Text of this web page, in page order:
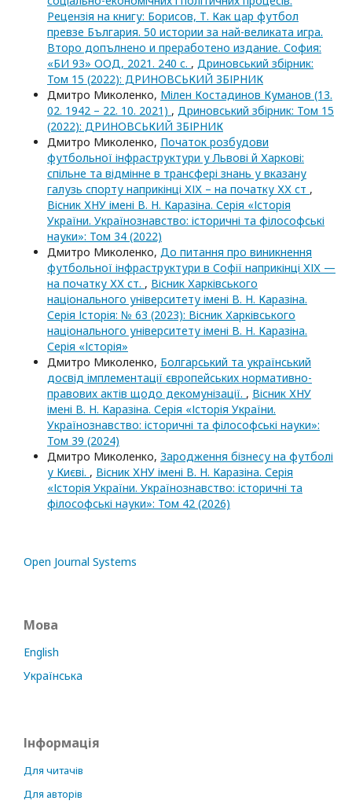
Рецензія на книгу: Борисов, Т. Как цар футбол
превзе България. 50 истории за най-великата игра.
Второ допълнено и преработено издание. София:
«БИ 93» ООД, 2021. 240 c. , Дриновський збірник:
Том 15 (2022): ДРИНОВСЬКИЙ ЗБІРНИК
Дмитро Миколенко, Мілен Костадинов Куманов (13.
02. 1942 – 22. 10. 2021) , Дриновський збірник: Том 15
(2022): ДРИНОВСЬКИЙ ЗБІРНИК
Дмитро Миколенко, Початок розбудови
футбольної інфраструктури у Львові й Харкові:
спільне та відмінне в трансфері знань у вказану
галузь спорту наприкінці ХІХ – на початку ХХ ст ,
Вісник ХНУ імені В. Н. Каразіна. Серія «Історія
України. Українознавство: історичні та філософські
науки»: Том 34 (2022)
Дмитро Миколенко, До питання про виникнення
футбольної інфраструктури в Софії наприкінці ХІХ —
на початку ХХ ст. , Вісник Харківського
національного університету імені В. Н. Каразіна.
Серія Історія: № 63 (2023): Вісник Харківського
національного університету імені В. Н. Каразіна.
Серія «Історія»
Дмитро Миколенко, Болгарський та український
досвід імплементації європейських нормативно-
правових актів щодо декомунізації. , Вісник ХНУ
імені В. Н. Каразіна. Серія «Історія України.
Українознавство: історичні та філософські науки»:
Том 39 (2024)
Дмитро Миколенко, Зародження бізнесу на футболі
у Києві. , Вісник ХНУ імені В. Н. Каразіна. Серія
«Історія України. Українознавство: історичні та
філософські науки»: Том 42 (2026)
Open Journal Systems
Мова
English
Українська
Інформація
Для читачів
Для авторів